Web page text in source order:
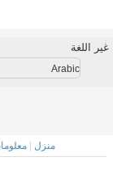
غير اللغة
Arabic
منزل |